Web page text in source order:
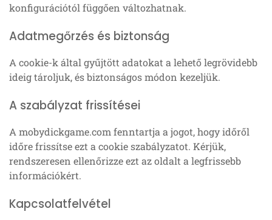
konfigurációtól függően változhatnak.
Adatmegőrzés és biztonság
A cookie-k által gyűjtött adatokat a lehető legrövidebb
ideig tároljuk, és biztonságos módon kezeljük.
A szabályzat frissítései
A mobydickgame.com fenntartja a jogot, hogy időről
időre frissítse ezt a cookie szabályzatot. Kérjük,
rendszeresen ellenőrizze ezt az oldalt a legfrissebb
információkért.
Kapcsolatfelvétel